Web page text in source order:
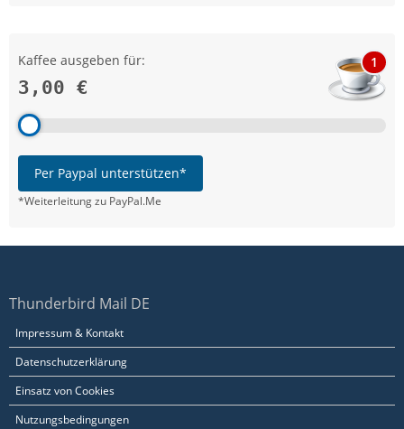
Kaffee ausgeben für:
3,00 €
1
Per Paypal unterstützen*
*Weiterleitung zu PayPal.Me
Thunderbird Mail DE
Impressum & Kontakt
Datenschutzerklärung
Einsatz von Cookies
Nutzungsbedingungen